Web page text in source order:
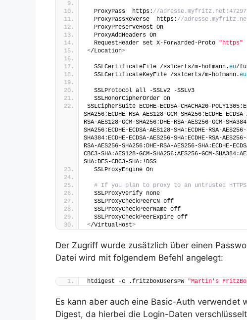
  ProxyPass  https:
//
  ProxyPassReverse  https:
//
  ProxyPreserveHost On
  ProxyAddHeaders On
  RequestHeader set X-Forwarded-Proto
"https"
</Location>
  SSLCertificateFile /sslcerts/m-hofmann.
eu/
  SSLCertificateKeyFile /sslcerts/m-hofmann.
eu
  SSLProtocol all -SSLv2 -SSLv3
  SSLHonorCipherOrder on
SSLCipherSuite ECDHE-ECDSA-CHACHA20-
SHA256:ECDHE-RSA-AES128-GCM-SHA256:ECDHE-
RSA-AES128-GCM-SHA256:DHE-RSA-AES256-GCM-
SHA256:ECDHE-ECDSA-AES128-SHA:ECDHE-RSA-
SHA384:ECDHE-ECDSA-AES256-SHA:ECDHE-RSA-
RSA-AES256-SHA256:DHE-RSA-AES256-SHA:ECDHE-
CBC3-SHA:AES128-GCM-SHA256:AES256-GCM-
SHA:DES-CBC3-SHA:!DSS
  SSLProxyEngine On
# If you plan to proxy to an untrusted
  SSLProxyVerify none
  SSLProxyCheckPeerCN off
  SSLProxyCheckPeerName off
  SSLProxyCheckPeerExpire off
</VirtualHost>
Der Zugriff wurde zusätzlich über einen
Datei wird mit folgendem Befehl angelegt:
htdigest -c .fritzboxUsersPW "Martin's
Es kann aber auch eine Basic-Auth verwendet
Digest, da hierbei die Login-Daten